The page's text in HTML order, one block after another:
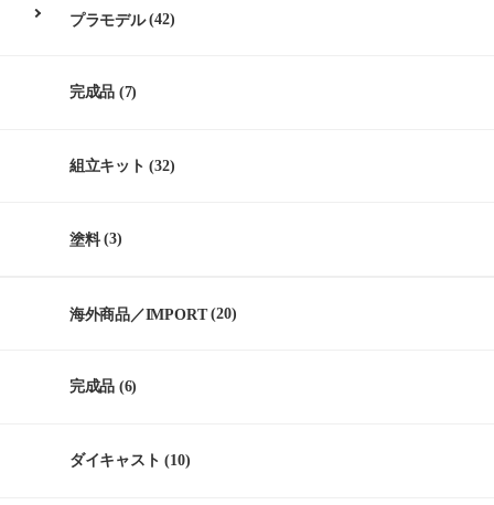
プラモデル(42)
完成品 (7)
組立キット (32)
塗料(3)
海外商品／IMPORT(20)
完成品 (6)
ダイキャスト (10)